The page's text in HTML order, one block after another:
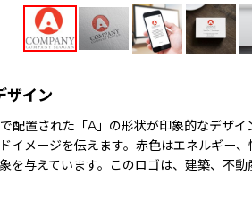
ザイン
配置された「A」の形状が印象的なデザ
イメージを伝えます。赤色はエネルギー
を与えています。このロゴは、建築、不